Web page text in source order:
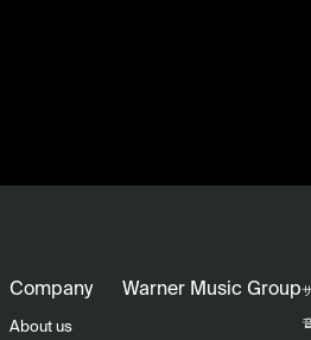
Company
About us
Warner Music Group